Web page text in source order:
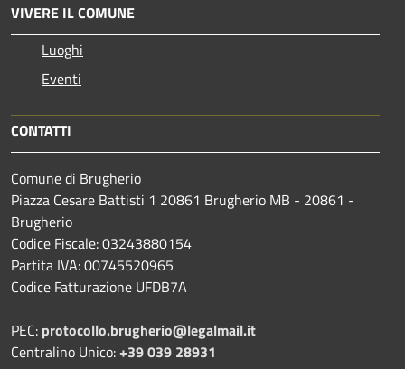
VIVERE IL COMUNE
Luoghi
Eventi
CONTATTI
Comune di Brugherio
Piazza Cesare Battisti 1 20861 Brugherio MB - 20861 -
Brugherio
Codice Fiscale: 03243880154
Partita IVA: 00745520965
Codice Fatturazione UFDB7A
PEC: protocollo.brugherio@legalmail.it
Centralino Unico:+39 039 28931